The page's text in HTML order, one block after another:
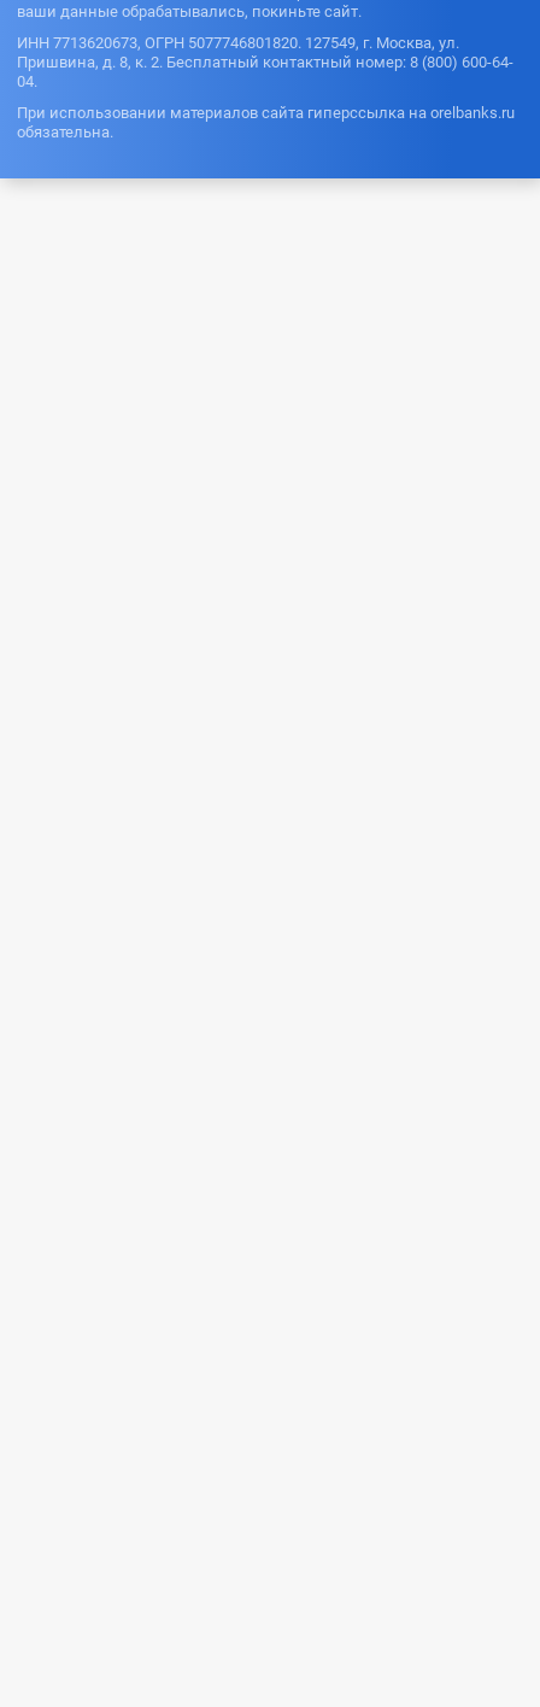
ваши данные обрабатывались, покиньте сайт.
ИНН 7713620673, ОГРН 5077746801820. 127549, г. Москва, ул.
Пришвина, д. 8, к. 2. Бесплатный контактный номер: 8 (800) 600-64-
04.
При использовании материалов сайта гиперссылка на orelbanks.ru
обязательна.